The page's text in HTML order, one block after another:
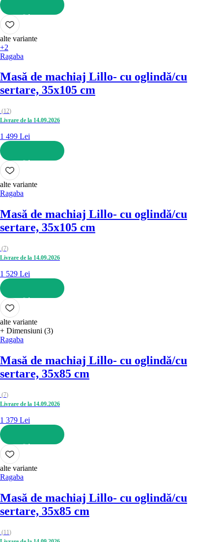
ADAUGĂ ÎN COȘ
alte variante
+2
Ragaba
Masă de machiaj Lillo- cu oglindă/cu
sertare, 35x105 cm
(12)
Livrare de la 14.09.2026
1 499 Lei
ADAUGĂ ÎN COȘ
alte variante
Ragaba
Masă de machiaj Lillo- cu oglindă/cu
sertare, 35x105 cm
(7)
Livrare de la 14.09.2026
1 529 Lei
ADAUGĂ ÎN COȘ
alte variante
+ Dimensiuni (3)
Ragaba
Masă de machiaj Lillo- cu oglindă/cu
sertare, 35x85 cm
(7)
Livrare de la 14.09.2026
1 379 Lei
ADAUGĂ ÎN COȘ
alte variante
Ragaba
Masă de machiaj Lillo- cu oglindă/cu
sertare, 35x85 cm
(11)